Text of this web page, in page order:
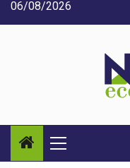
Saltar
al
06/08/2026
Menú
principal